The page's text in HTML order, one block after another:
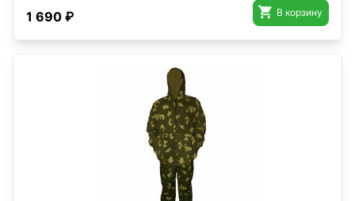
1 690 ₽  В корзину